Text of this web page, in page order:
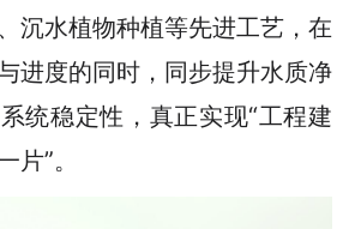
沉水植物种植等先进工艺，在
进度的同时，同步提升水质净
统稳定性，真正实现“工程建
片”。